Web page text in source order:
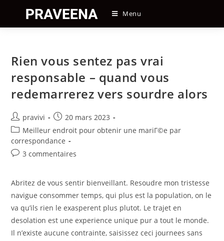
content
Menu
Rien vous sentez pas vrai
responsable – quand vous
redemarrerez vers sourdre alors
Auteur/autrice
de
la
publication :
pravivi
Post
published:
20 mars 2023
Post
category:
Meilleur endroit pour obtenir une mariГ©e par
correspondance
Post3 commentaires
Abritez de vous sentir bienveillant. Resoudre mon tristesse
navigue consommer temps, qui plus est la population, on le
va qu’ils rien le exasperent plus plutot. Le trajet en
desolation est une experience unique pur a tout le monde.
Il n’existe aucune contrainte, saisissez ceci journees sans